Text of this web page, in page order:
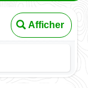
Afficher